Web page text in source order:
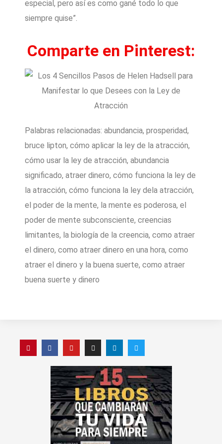
especial, pero así es como gané todo lo que
siempre quise”.
Comparte en Pinterest:
Palabras relacionadas: abundancia, prosperidad,
bruce lipton, cómo aplicar la ley de la atracción,
cómo usar la ley de atracción, abundancia
significado, atraer dinero, cómo funciona la ley de
la atracción, cómo funciona la ley dela atracción,
el poder de la mente, la mente es poderosa, el
poder de mente subconsciente, creencias
limitantes, la biología de la creencia, como atraer
el dinero, como atraer dinero en una hora, como
atraer el dinero y la buena suerte, como atraer
buena suerte y dinero